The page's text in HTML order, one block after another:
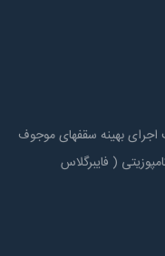
بهینه سقفهای موجوف
( فایبرگلاس